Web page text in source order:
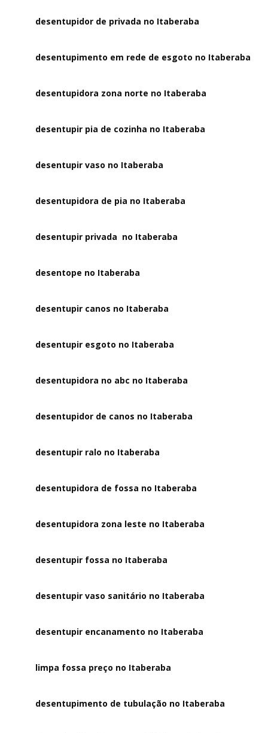
desentupidor de privada no Itaberaba
desentupimento em rede de esgoto no Itaberaba
desentupidora zona norte no Itaberaba
desentupir pia de cozinha no Itaberaba
desentupir vaso no Itaberaba
desentupidora de pia no Itaberaba
desentupir privada no Itaberaba
desentope no Itaberaba
desentupir canos no Itaberaba
desentupir esgoto no Itaberaba
desentupidora no abc no Itaberaba
desentupidor de canos no Itaberaba
desentupir ralo no Itaberaba
desentupidora de fossa no Itaberaba
desentupidora zona leste no Itaberaba
desentupir fossa no Itaberaba
desentupir vaso sanitário no Itaberaba
desentupir encanamento no Itaberaba
limpa fossa preço no Itaberaba
desentupimento de tubulação no Itaberaba